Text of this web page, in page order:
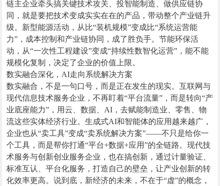
链主企业牵头搞关键技术攻关、投智能制造、做供应链协
同，就是要把技术变成实实在在的产品，带动整个产业链升
级。新型能源活动，从比“装机规模”变成比“系统运营能
力”，成本控制和产业链协同，成了胜负手。节能环保活
动，从“一次性工程建设”变成“持续性数智化运营”，能不能
规模化复制，决定了企业的价值上限。
数实融合深化，AI走向系统解决方案
数实融合，不是一句口号，而是正在发生的现实。互联网与
现代信息技术服务企业，不再盯着“平台流量”，而是转向“产
业底座能力”，用云、数据、AI，去赋能制造业、零售、物
流这些实体经济行业。生成式AI和智能体的应用越来越广，
企业也从“卖工具”变成“卖系统解决方案”——不只是给你一
个工具，而是帮你打通“平台+数据+应用”的全链路。现代技
术服务与创新创业服务企业，也在搞创新，通过计量验证、
标准互认、平台化服务，打造自己的壁垒，让产业创新的转
化效率更高。说到底，新经济的未来，不在于“虚”的概念，